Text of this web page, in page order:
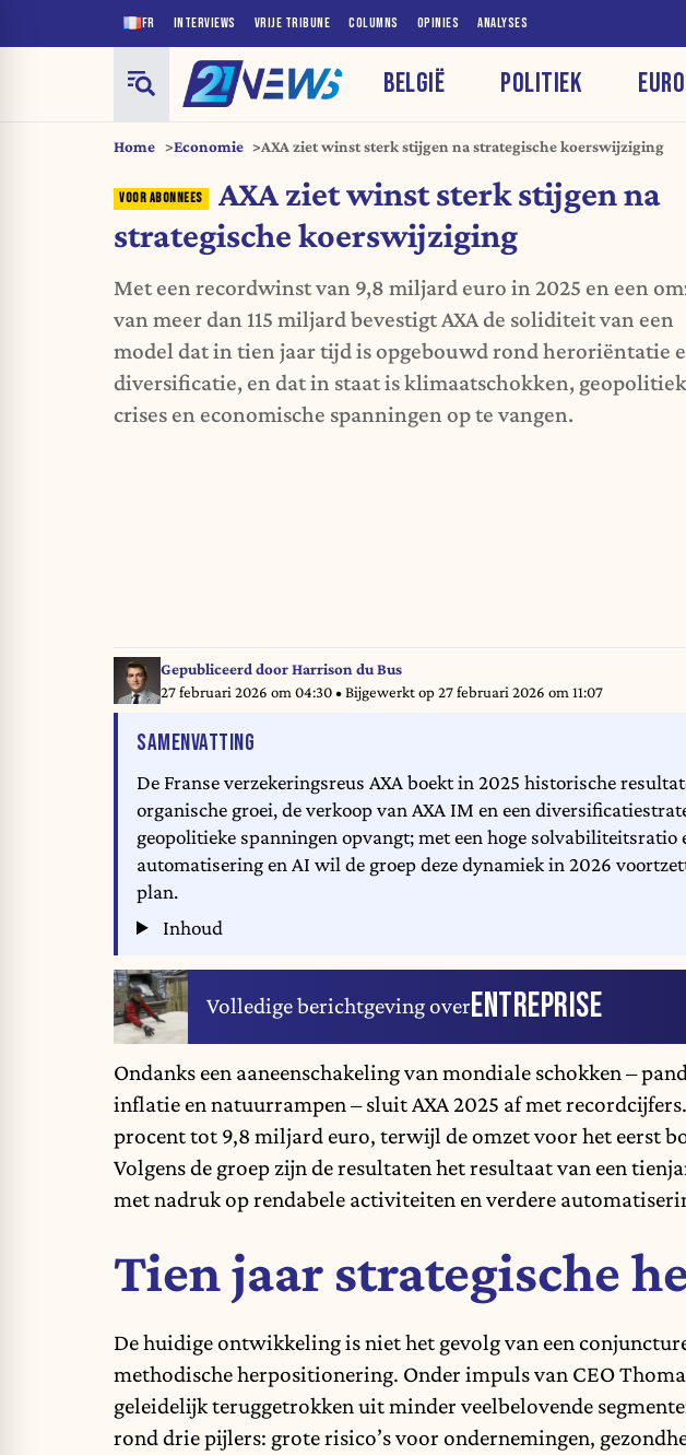
FR INTERVIEWS VRIJE TRIBUNE COLUMNS OPINIES ANALYSES
BELGIË POLITIEK
Home Economie AXA ziet winst sterk stijgen na strategische koerswijziging
AXA ziet winst sterk stijgen na
strategische koerswijziging
Met een recordwinst van 9,8 miljard euro in 2025 en een
van meer dan 115 miljard bevestigt AXA de soliditeit van een
model dat in tien jaar tijd is opgebouwd rond heroriëntatie
diversificatie, en dat in staat is klimaatschokken,
crises en economische spanningen op te vangen.
Gepubliceerd doorHarrison du Bus
27 februari 2026 om 04:30• Bijgewerkt op27 februari 2026 om 11:07
SAMENVATTING
De Franse verzekeringsreus AXA boekt in 2025 historische
organische groei, de verkoop van AXA IM en een
geopolitieke spanningen opvangt; met een hoge solvabiliteitsratio
automatisering en AI wil de groep deze dynamiek in 2026
plan.
Inhoud
Volledige berichtgeving overENTREPRISE
Ondanks een aaneenschakeling van mondiale schokken –
inflatie en natuurrampen – sluit AXA 2025 af met
procent tot 9,8 miljard euro, terwijl de omzet voor het eerst
Volgens de groep zijn de resultaten het resultaat van een
met nadruk op rendabele activiteiten en verdere
Tien jaar strategische
De huidige ontwikkeling is niet het gevolg van een
methodische herpositionering. Onder impuls van CEO
geleidelijk teruggetrokken uit minder veelbelovende
rond drie pijlers: grote risico’s voor ondernemingen,